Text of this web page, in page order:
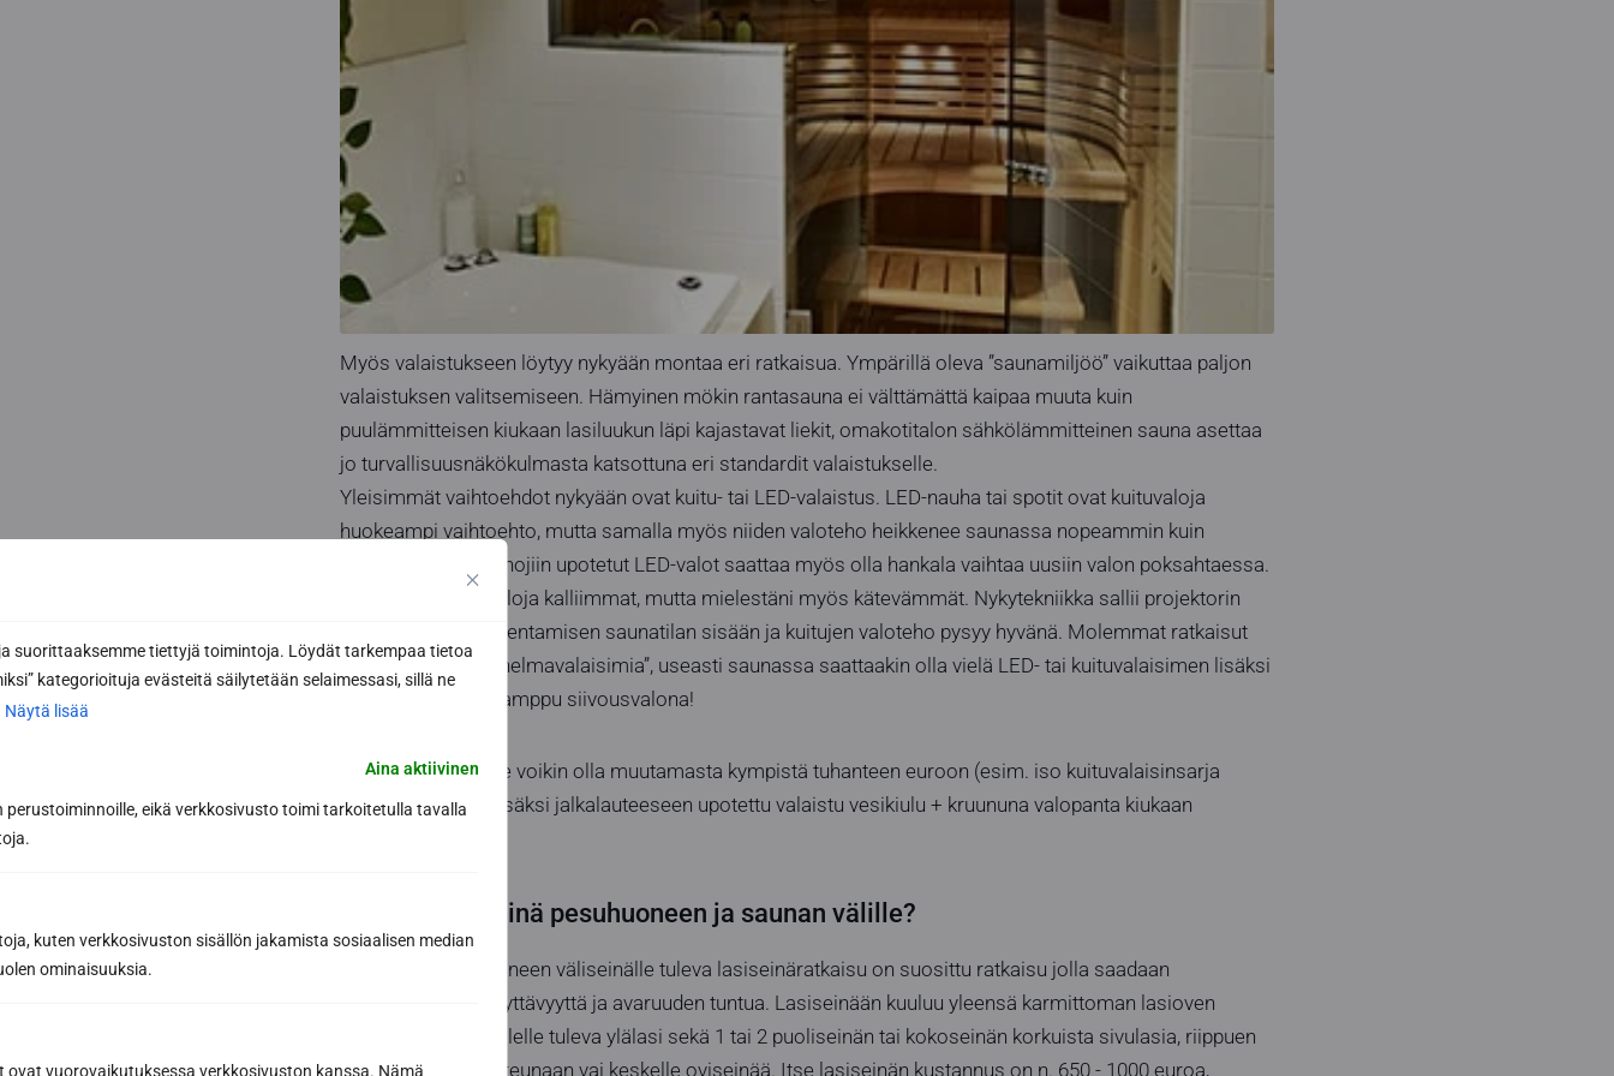
suorittaaksemme tiettyjä toimintoja. Löydät tarkempaa tietoa
kategorioituja evästeitä säilytetään selaimessasi, sillä ne
Näytä lisää
Aina aktiivinen
eikä verkkosivusto toimi tarkoitetulla tavalla
kuten verkkosivuston sisällön jakamista sosiaalisen median
ominaisuuksia.
vuorovaikutuksessa verkkosivuston kanssa. Nämä
Myös valaistukseen löytyy nykyään montaa eri ratkaisua. Ympärillä oleva ”saunamiljöö” vaikuttaa paljon
valaistuksen valitsemiseen. Hämyinen mökin rantasauna ei välttämättä kaipaa muuta kuin
puulämmitteisen kiukaan lasiluukun läpi kajastavat liekit, omakotitalon sähkölämmitteinen sauna asettaa
jo turvallisuusnäkökulmasta katsottuna eri standardit valaistukselle.
Yleisimmät vaihtoehdot nykyään ovat kuitu- tai LED-valaistus. LED-nauha tai spotit ovat kuituvaloja
huokeampi vaihtoehto, mutta samalla myös niiden valoteho heikkenee saunassa nopeammin kuin
kuituvalojen. Selkänojiin upotetut LED-valot saattaa myös olla hankala vaihtaa uusiin valon poksahtaessa.
Kuidut ovat LED-valoja kalliimmat, mutta mielestäni myös kätevämmät. Nykytekniikka sallii projektorin
sekä muuntajan asentamisen saunatilan sisään ja kuitujen valoteho pysyy hyvänä. Molemmat ratkaisut
ovat kuitenkin ”tunnelmavalaisimia”, useasti saunassa saattaakin olla vielä LED- tai kuituvalaisimen lisäksi
perinteinen hehkulamppu siivousvalona!
Hinta valaistukselle voikin olla muutamasta kympistä tuhanteen euroon (esim. iso kuituvalaisinsarja
kattoon ja tämän lisäksi jalkalauteeseen upotettu valaistu vesikiulu + kruununa valopanta kiukaan
Lasinen väliseinä pesuhuoneen ja saunan välille?
Saunan ja pesuhuoneen väliseinälle tuleva lasiseinäratkaisu on suosittu ratkaisu jolla saadaan
saunaosastolle näyttävyyttä ja avaruuden tuntua. Lasiseinään kuuluu yleensä karmittoman lasioven
lisäksi oven yläpuolelle tuleva ylälasi sekä 1 tai 2 puoliseinän tai kokoseinän korkuista sivulasia, riippuen
onko ovi sijoitettu reunaan vai keskelle oviseinää. Itse lasiseinän kustannus on n. 650 - 1000 euroa,